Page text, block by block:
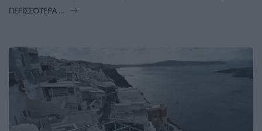
ΠΕΡΙΣΣΌΤΕΡΑ ...